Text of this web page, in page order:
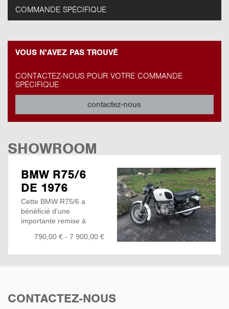
COMMANDE SPÉCIFIQUE
VOUS N'AVEZ PAS TROUVÉ
CONTACTEZ-NOUS POUR VOTRE COMMANDE
SPÉCIFIQUE
contactez-nous
SHOWROOM
BMW R75/6
DE 1976
Cette BMW R75/6 a
bénéficié d'une
importante remise à
d'offrir à son futur
Travaux réalisés :
790,00 € - 7 900,00 €
CONTACTEZ-NOUS